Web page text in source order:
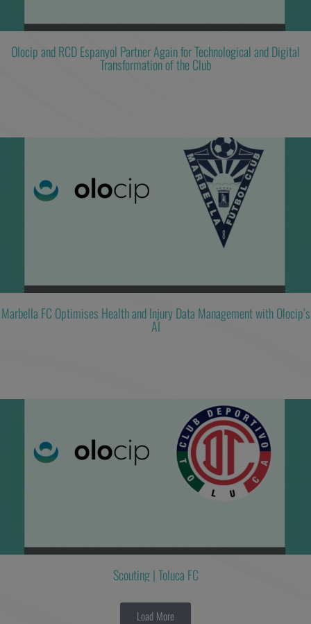
Olocip and RCD Espanyol Partner Again for Technological and Digital
Transformation of the Club
Marbella FC Optimises Health and Injury Data Management with Olocip’s
AI
Scouting | Toluca FC
Load More